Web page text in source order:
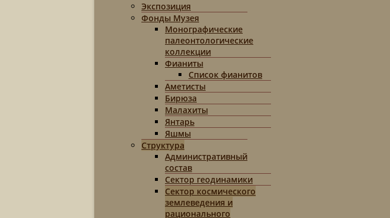
Экспозиция
Фонды Музея
Монографические
палеонтологические
коллекции
Фианиты
Список фианитов
Аметисты
Бирюза
Малахиты
Янтарь
Яшмы
Структура
Административный
состав
Сектор геодинамики
Сектор космического
землеведения и
рационального